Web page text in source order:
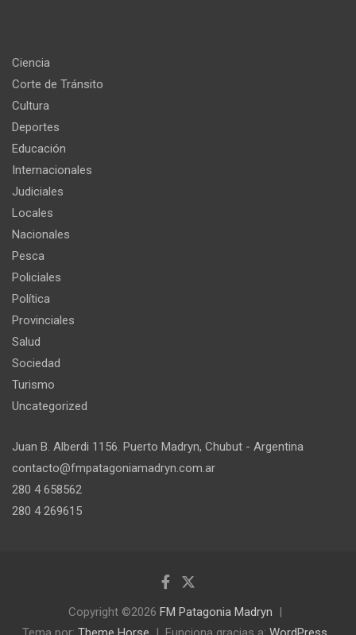
Ciencia
Corte de Tránsito
Cultura
Deportes
Educación
Internacionales
Judiciales
Locales
Nacionales
Pesca
Policiales
Política
Provinciales
Salud
Sociedad
Turismo
Uncategorized
Juan B. Alberdi 1156. Puerto Madryn, Chubut - Argentina
contacto@fmpatagoniamadryn.com.ar
280 4 658562
280 4 269615
Copyright ©2026 FM Patagonia Madryn